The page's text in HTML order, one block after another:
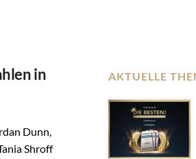
in
Dunn,
Shroff
AKTUELLE